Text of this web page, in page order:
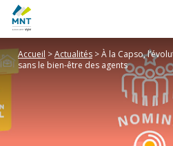
Accueil >Actualités >À la Capso,
sans le bien-être des agents